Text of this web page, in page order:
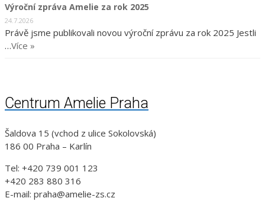
Výroční zpráva Amelie za rok 2025
24.7.2026
Právě jsme publikovali novou výroční zprávu za rok 2025 Jestli
…Více »
Centrum Amelie Praha
Šaldova 15 (vchod z ulice Sokolovská)
186 00 Praha – Karlín
Tel: +420 739 001 123
+420 283 880 316
E-mail: praha@amelie-zs.cz